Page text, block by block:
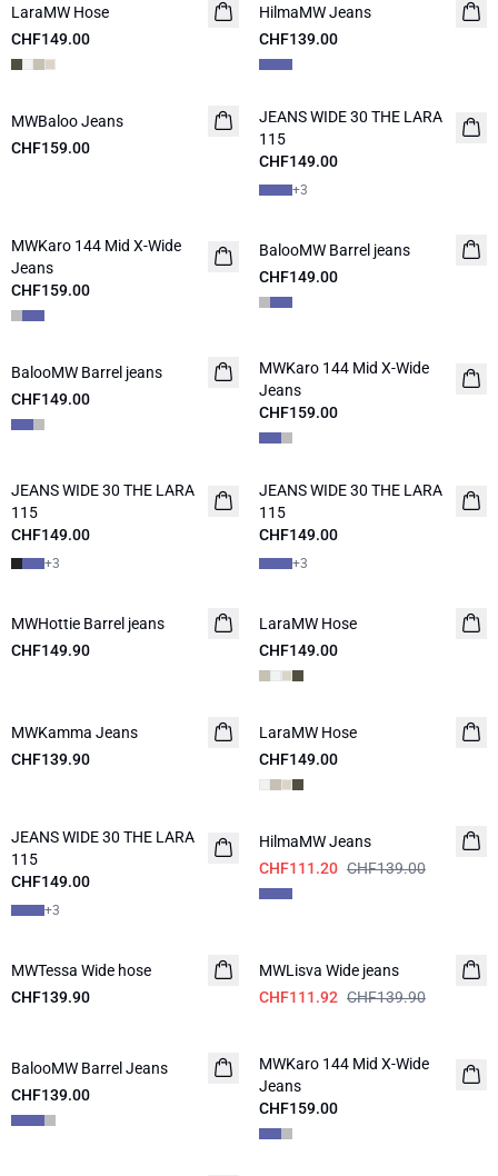
NEUHEITEN
LaraMW Hose
CHF149.00
NEUHEITEN
HilmaMW Jeans
CHF139.00
NEUHEITEN
MWBaloo Jeans
CHF159.00
NEUHEITEN
JEANS WIDE 30 THE LARA
115
CHF149.00
+3
NEUHEITEN
MWKaro 144 Mid X-Wide
Jeans
CHF159.00
NEUHEITEN
BalooMW Barrel jeans
CHF149.00
NEUHEITEN
BalooMW Barrel jeans
CHF149.00
NEUHEITEN
MWKaro 144 Mid X-Wide
Jeans
CHF159.00
NEUHEITEN
JEANS WIDE 30 THE LARA
115
CHF149.00
+3
NEUHEITEN
JEANS WIDE 30 THE LARA
115
CHF149.00
+3
NEUHEITEN
MWHottie Barrel jeans
CHF149.90
LaraMW Hose
CHF149.00
MWKamma Jeans
CHF139.90
LaraMW Hose
CHF149.00
NEUHEITEN
JEANS WIDE 30 THE LARA
115
CHF149.00
+3
-20%
HilmaMW Jeans
CHF111.20 CHF139.00
MWTessa Wide hose
CHF139.90
MWLisva Wide jeans
CHF111.92 CHF139.90
NEUHEITEN
BalooMW Barrel Jeans
CHF139.00
NEUHEITEN
MWKaro 144 Mid X-Wide
Jeans
CHF159.00